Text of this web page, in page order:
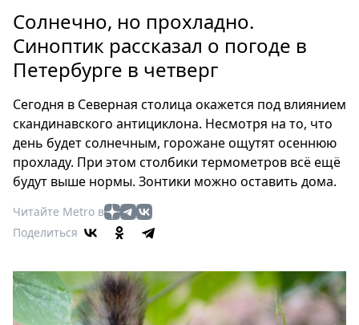
Россия
Мир
Здоровье
Туризм
Мода
Театр
Кино
Афиша
Книги
Пресс-
релизы
О
Солнечно, но прохладно.
Синоптик рассказал о погоде в
Петербурге в четверг
Сегодня в Северная столица окажется под влиянием
скандинавского антициклона. Несмотря на то, что
день будет солнечным, горожане ощутят осеннюю
прохладу. При этом столбики термометров всё ещё
будут выше нормы. Зонтики можно оставить дома.
Читайте Metro в
Поделиться